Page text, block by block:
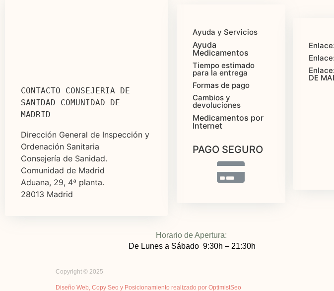
CONTACTO CONSEJERIA DE
SANIDAD COMUNIDAD DE
MADRID
Dirección General de Inspección y
Ordenación Sanitaria
Consejería de Sanidad.
Comunidad de Madrid
Aduana, 29, 4ª planta.
28013 Madrid
Ayuda y Servicios
Ayuda
Medicamentos
Tiempo estimado
para la entrega
Formas de pago
Cambios y
devoluciones
Medicamentos por
Internet
PAGO SEGURO
DE
Horario de Apertura:
De Lunes a Sábado 9:30h – 21:30h
Copyright © 2025
Diseño Web, Copy Seo y Posicionamiento realizado por OptimistSeo